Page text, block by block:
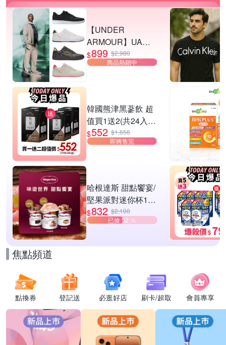
飛利浦廚房家電 下殺92折
滿1件享92折
【UNDER
ARMOUR】UA
Tempo 運動休閒鞋
多款任選
$899 $2,980
商品熱銷中
韓國熊津黑蔘飲 超
值買1送2(共24入
組)
$552 $1,656
即將售完
哈根達斯 甜點饗宴/
堅果派對迷你杯16
入組 任選
$832 $2,100
已搶 52 ％
焦點頻道
點換券 登記送 必逛好店 刷卡/超取 會員專享